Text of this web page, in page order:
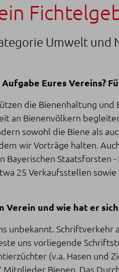
Umwelt und
Eures Vereins?
die Bienenhaltung und
an Bienenvölkern
sowohl die Biene als
wir Vorträge halten.
Bayerischen Staatsforsten
25 Verkaufsstellen
Verein und wie hat er
unbekannt.
uns vorliegende
(v.a. Hasen und
Mitglieder Bienen. Das